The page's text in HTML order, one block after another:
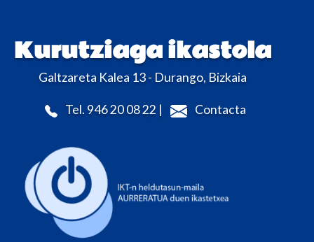
Kurutziaga ikastola
Galtzareta Kalea 13 - Durango, Bizkaia
Tel. 946 20 08 22 | Contacta